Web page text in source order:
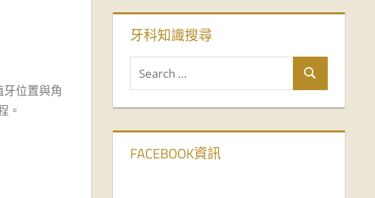
位置與角
。
牙科知識搜尋
FACEBOOK資訊